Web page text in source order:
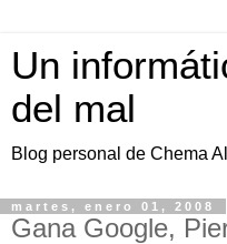
Un
del mal
Blog personal de Chema
martes, enero 01, 2008
Gana Google,